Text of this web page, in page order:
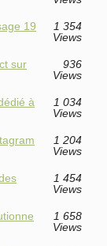
19
1 354
Views
sur
936
Views
à
1 034
Views
1 204
Views
1 454
Views
1 658
Views